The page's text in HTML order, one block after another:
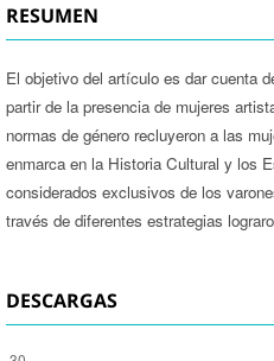
RESUMEN
El objetivo del artículo es dar cuenta
partir de la presencia de mujeres
normas de género recluyeron a las
enmarca en la Historia Cultural y los
considerados exclusivos de los
través de diferentes estrategias
DESCARGAS